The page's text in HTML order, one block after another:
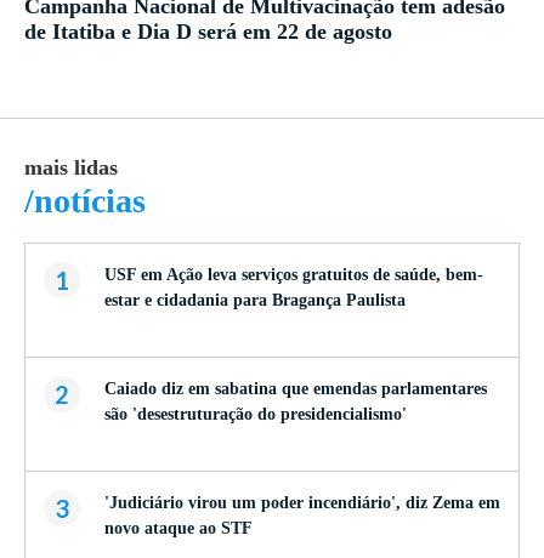
Campanha Nacional de Multivacinação tem adesão
de Itatiba e Dia D será em 22 de agosto
mais lidas
/notícias
1
USF em Ação leva serviços gratuitos de saúde, bem-
estar e cidadania para Bragança Paulista
2
Caiado diz em sabatina que emendas parlamentares
são 'desestruturação do presidencialismo'
3
'Judiciário virou um poder incendiário', diz Zema em
novo ataque ao STF